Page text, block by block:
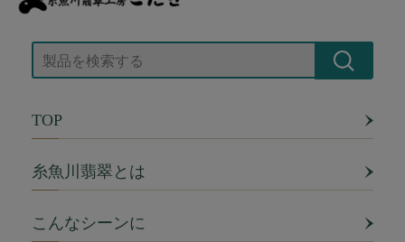
TOP
糸魚川翡翠とは
こんなシーンに